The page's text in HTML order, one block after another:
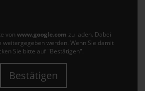
von www.google.com zu laden. Dabei
weitergegeben werden. Wenn Sie damit
Sie bitte auf "Bestätigen".
Bestätigen